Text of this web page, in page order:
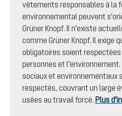
vêtements responsables à la
environnemental peuvent
Grüner Knopf. Il n'existe
comme Grüner Knopf. Il exige
obligatoires soient
personnes et
sociaux et environnementaux
respectés, couvrant un large
usées au travail forcé. Plus